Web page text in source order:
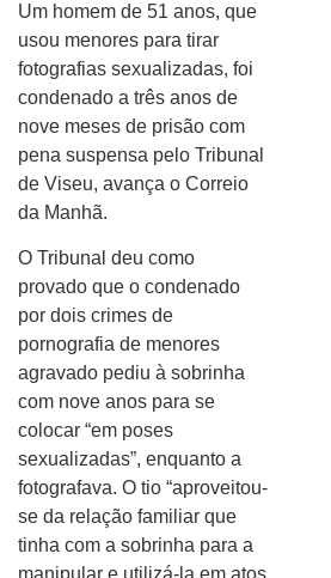
Um homem de 51 anos, que
usou menores para tirar
fotografias sexualizadas, foi
condenado a três anos de
nove meses de prisão com
pena suspensa pelo Tribunal
de Viseu, avança o Correio
da Manhã.
O Tribunal deu como
provado que o condenado
por dois crimes de
pornografia de menores
agravado pediu à sobrinha
com nove anos para se
colocar “em poses
sexualizadas”, enquanto a
fotografava. O tio “aproveitou-
se da relação familiar que
tinha com a sobrinha para a